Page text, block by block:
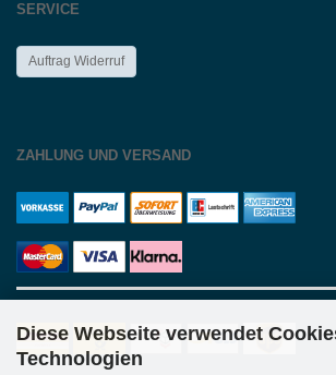
Diese Webseite verwendet
Technologien
SERVICE
Auftrag Widerruf
ZAHLUNG UND VERSAND